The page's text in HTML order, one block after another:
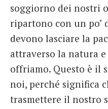
soggiorno dei nostri
ripartono con un po’
devono lasciare la
attraverso la natura
offriamo. Questo è il
noi, perché significa
trasmettere il nostro